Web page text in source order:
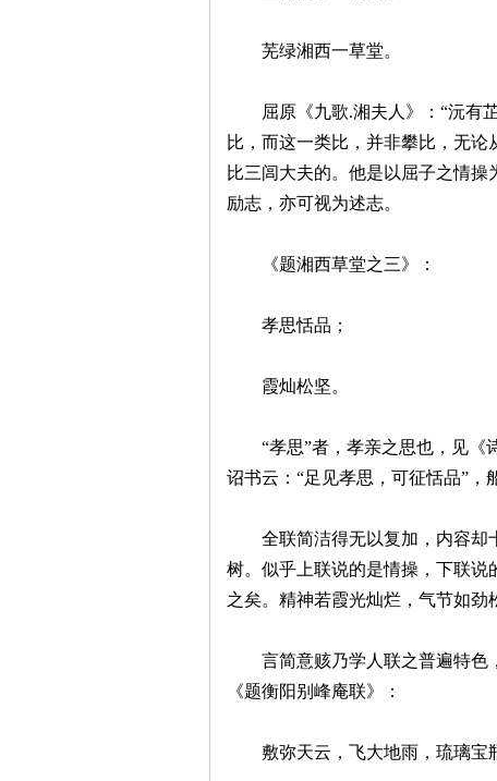
芜绿湘西一草堂。
屈原《九歌.湘夫人》：“沅有芷
比，而这一类比，并非攀比，无
比三闾大夫的。他是以屈子之情
励志，亦可视为述志。
《题湘西草堂之三》：
孝思恬品；
霞灿松坚。
“孝思”者，孝亲之思也，见《诗
诏书云：“足见孝思，可征恬品”，
全联简洁得无以复加，内容却
树。似乎上联说的是情操，下联
之矣。精神若霞光灿烂，气节如劲
言简意赅乃学人联之普遍特色
《题衡阳别峰庵联》：
敷弥天云，飞大地雨，琉璃宝瓶